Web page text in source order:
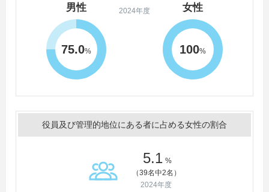
2024年度
男性
75.0%
女性
100%
役員及び管理的地位にある者に占める女性の割合
5.1 %
（39名中2名）
2024年度